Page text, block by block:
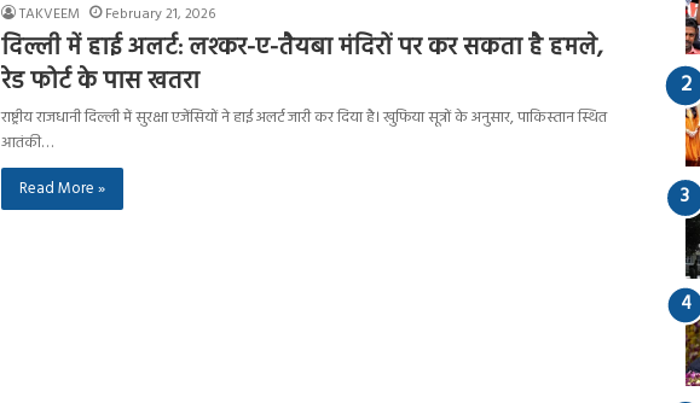
TAKVEEM February 21, 2026
दिल्ली में हाई अलर्ट: लश्कर-ए-तैयबा मंदिरों पर कर सकता है हमले,
रेड फोर्ट के पास खतरा
राष्ट्रीय राजधानी दिल्ली में सुरक्षा एजेंसियों ने हाई अलर्ट जारी कर दिया है। खुफिया सूत्रों के अनुसार, पाकिस्तान स्थित
आतंकी…
Read More »